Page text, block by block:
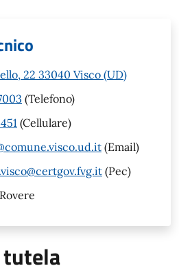
22 33040 Visco (UD)
(Telefono)
(Cellulare)
(Email)
(Pec)
Rovere